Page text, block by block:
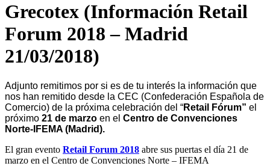
Grecotex (Información Retail
Forum 2018 – Madrid
21/03/2018)
Adjunto remitimos por si es de tu interés la información que
nos han remitido desde la CEC (Confederación Española de
Comercio) de la próxima celebración del “Retail Fórum” el
próximo 21 de marzo en el Centro de Convenciones
Norte-IFEMA (Madrid).
El gran evento Retail Forum 2018 abre sus puertas el día 21 de
marzo en el Centro de Convenciones Norte – IFEMA